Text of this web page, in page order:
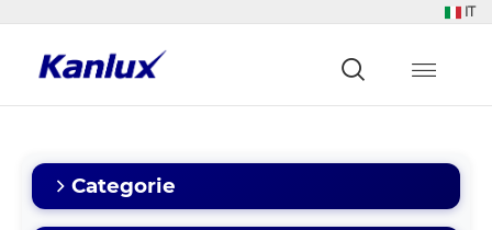
IT
główna
Categorie